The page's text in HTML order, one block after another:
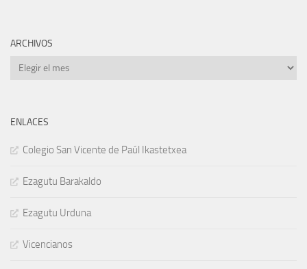
ARCHIVOS
Archivos
ENLACES
Colegio San Vicente de Paúl Ikastetxea
Ezagutu Barakaldo
Ezagutu Urduna
Vicencianos